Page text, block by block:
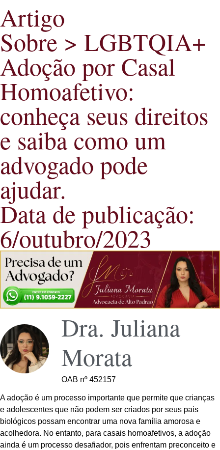
Artigo
Sobre > LGBTQIA+
Adoção por Casal
Homoafetivo:
conheça seus direitos
e saiba como um
advogado pode
ajudar.
Data de publicação:
6/outubro/2023
Dra. Juliana
Morata
OAB nº 452157
A adoção é um processo importante que permite que crianças
e adolescentes que não podem ser criados por seus pais
biológicos possam encontrar uma nova família amorosa e
acolhedora. No entanto, para casais homoafetivos, a adoção
ainda é um processo desafiador, pois enfrentam preconceito e